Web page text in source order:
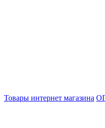
Товары интернет магазина